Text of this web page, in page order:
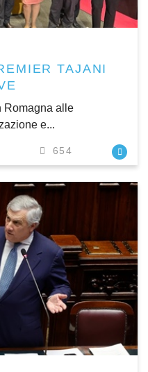
TAJANI
Romagna alle
e...
654